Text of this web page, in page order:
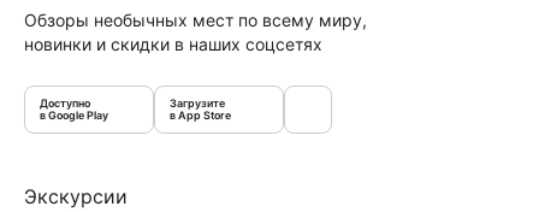
Обзоры необычных мест по всему миру,
новинки и скидки в наших соцсетях
Доступно
в Google Play
Загрузите
в App Store
Экскурсии